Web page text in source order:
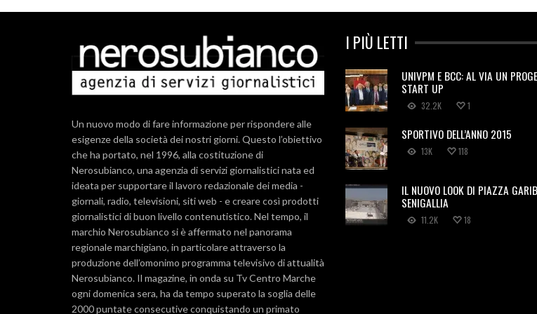
Un nuovo modo di fare informazione per rispondere alle
esigenze della società dei nostri giorni. Questo l’obiettivo
che ha portato, nel 1996, alla costituzione di
Nerosubianco, una agenzia di servizi giornalistici nata ed
ideata per supportare il lavoro redazionale dei media -
giornali, radio, televisioni, siti web - e creare così prodotti
giornalistici di buon livello contenutistico. Nel tempo, il
marchio Nerosubianco si è affermato nel panorama
regionale marchigiano, in particolare attraverso la
produzione dell’omonimo programma televisivo di attualità
Nerosubianco. Il magazine, in onda su Tv Centro Marche
ogni domenica sera, ha da tempo superato la soglia delle
2000 puntate consecutive conquistando un primato
I PIÙ LETTI
UNIVPM E BCC: AL VIA UN
START UP
32.2K 1
SPORTIVO DELL’ANNO 2015
13K 118
IL NUOVO LOOK DI PIAZZA
SENIGALLIA
11.2K 18